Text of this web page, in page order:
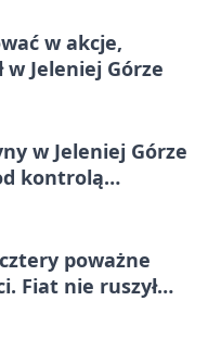
w akcje,
w Jeleniej Górze
w Jeleniej Górze
kontrolą
poważne
Fiat nie ruszył